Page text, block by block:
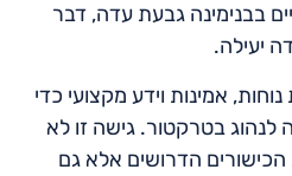
בבנימינה גבעת עדה, דבר
יעילה.
אמינות וידע מקצועי כדי
לנהוג בטרקטור. גישה זו לא
הדרושים אלא גם